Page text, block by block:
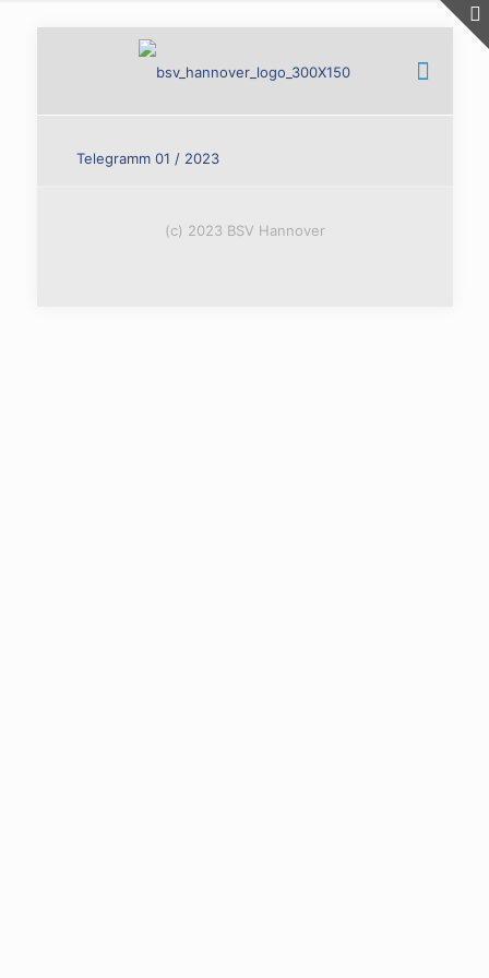
Telegramm 01 / 2023
(c) 2023 BSV Hannover